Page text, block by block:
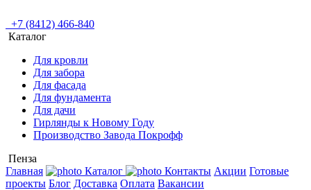
+7 (8412) 466-840
Каталог
Для кровли
Для забора
Для фасада
Для фундамента
Для дачи
Гирлянды к Новому Году
Производство Завода Покрофф
Пенза
Главная
Каталог Контакты Акции Готовые
проекты Блог Доставка Оплата Вакансии